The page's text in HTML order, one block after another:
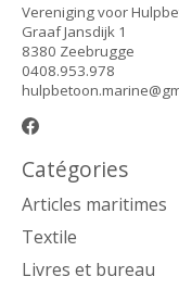
Vereniging voor
Graaf Jansdijk 1
8380 Zeebrugge
0408.953.978
Catégories
Articles maritimes
Textile
Livres et bureau